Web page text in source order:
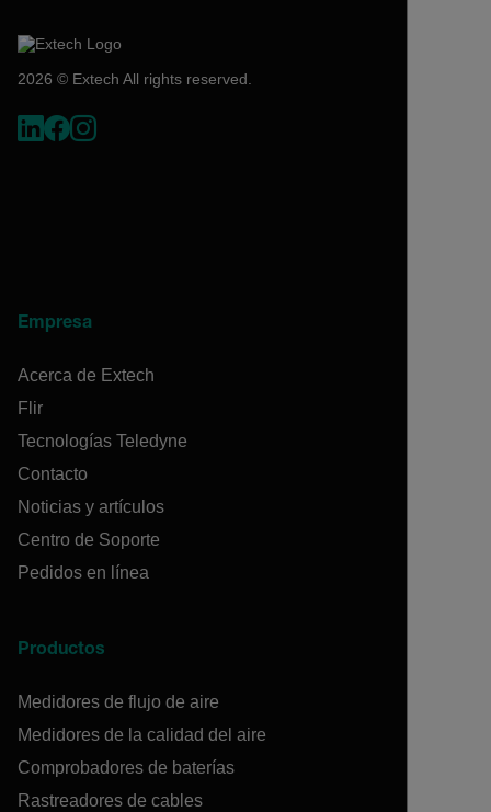
2026 © Extech All rights reserved.
Empresa
Acerca de Extech
Flir
Tecnologías Teledyne
Contacto
Noticias y artículos
Centro de Soporte
Pedidos en línea
Productos
Medidores de flujo de aire
Medidores de la calidad del aire
Comprobadores de baterías
Rastreadores de cables